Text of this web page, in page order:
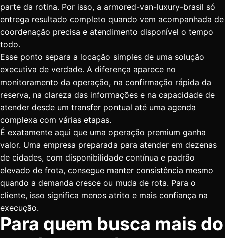
parte da rotina. Por isso, a armored-van-luxury-brasil só
entrega resultado completo quando vem acompanhada de
coordenação precisa e atendimento disponível o tempo
todo.
Esse ponto separa a locação simples de uma solução
executiva de verdade. A diferença aparece no
monitoramento da operação, na confirmação rápida da
reserva, na clareza das informações e na capacidade de
atender desde um transfer pontual até uma agenda
complexa com várias etapas.
É exatamente aqui que uma operação premium ganha
valor. Uma empresa preparada para atender em dezenas
de cidades, com disponibilidade contínua e padrão
elevado de frota, consegue manter consistência mesmo
quando a demanda cresce ou muda de rota. Para o
cliente, isso significa menos atrito e mais confiança na
execução.
Para quem busca mais do